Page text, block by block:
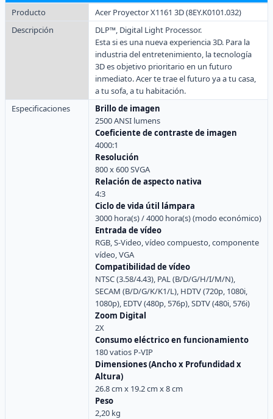
Producto
Acer Proyector X1161 3D (8EY.K0101.032)
Descripción
DLP™, Digital Light Processor.
Esta si es una nueva experiencia 3D. Para la
industria del entretenimiento, la tecnología
3D es objetivo prioritario en un futuro
inmediato. Acer te trae el futuro ya a tu casa,
a tu sofa, a tu habitación.
Especificaciones
Brillo de imagen
2500 ANSI lumens
Coeficiente de contraste de imagen
4000:1
Resolución
800 x 600 SVGA
Relación de aspecto nativa
4:3
Ciclo de vida útil lámpara
3000 hora(s) / 4000 hora(s) (modo económico)
Entrada de vídeo
RGB, S-Video, vídeo compuesto, componente
vídeo, VGA
Compatibilidad de vídeo
NTSC (3.58/4.43), PAL (B/D/G/H/I/M/N),
SECAM (B/D/G/K/K1/L), HDTV (720p, 1080i,
1080p), EDTV (480p, 576p), SDTV (480i, 576i)
Zoom Digital
2X
Consumo eléctrico en funcionamiento
180 vatios P-VIP
Dimensiones (Ancho x Profundidad x
Altura)
26.8 cm x 19.2 cm x 8 cm
Peso
2,20 kg